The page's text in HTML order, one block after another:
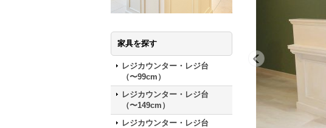
家具を探す
レジカウンター・レジ台
（〜99cm）
レジカウンター・レジ台
（〜149cm）
レジカウンター・レジ台